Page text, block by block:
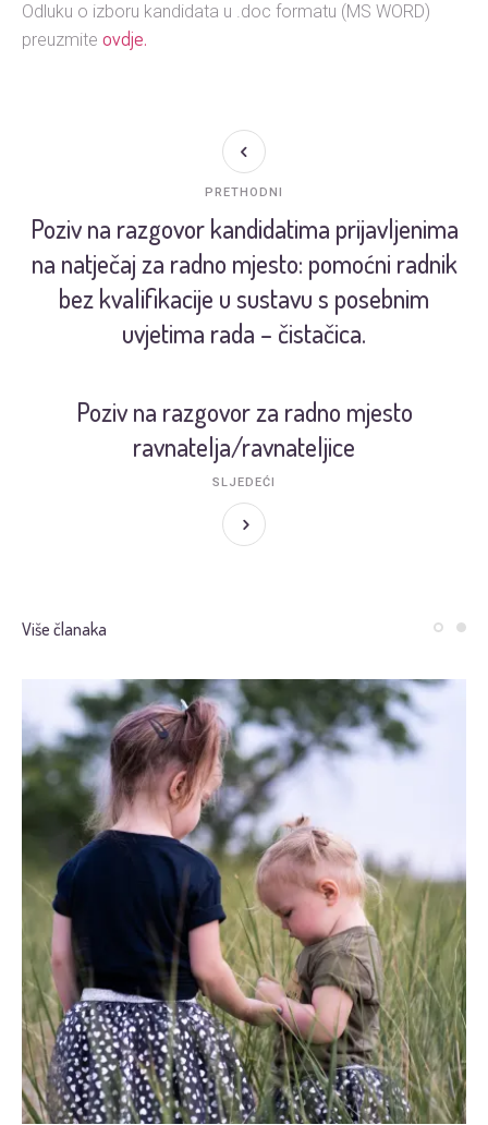
Odluku o izboru kandidata u .doc formatu (MS WORD)
preuzmite ovdje.
Poziv na razgovor kandidatima prijavljenima
na natječaj za radno mjesto: pomoćni radnik
bez kvalifikacije u sustavu s posebnim
uvjetima rada – čistačica.
PRETHODNI
Poziv na razgovor za radno mjesto
ravnatelja/ravnateljice
SLJEDEĆI
Više članaka